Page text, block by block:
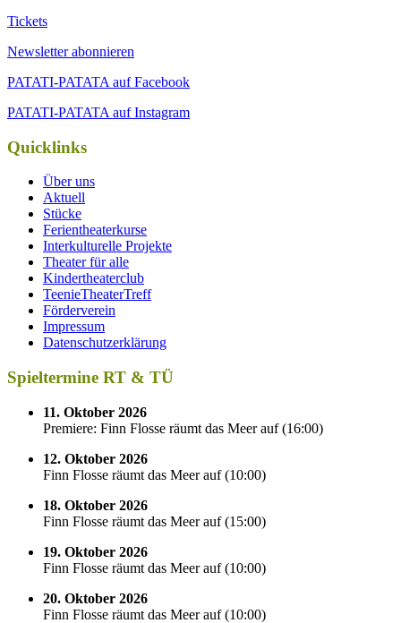
Tickets
Newsletter abonnieren
PATATI-PATATA auf Facebook
PATATI-PATATA auf Instagram
Quicklinks
Über uns
Aktuell
Stücke
Ferientheaterkurse
Interkulturelle Projekte
Theater für alle
Kindertheaterclub
TeenieTheaterTreff
Förderverein
Impressum
Datenschutzerklärung
Spieltermine RT & TÜ
11. Oktober 2026
Premiere: Finn Flosse räumt das Meer auf(16:00)
12. Oktober 2026
Finn Flosse räumt das Meer auf(10:00)
18. Oktober 2026
Finn Flosse räumt das Meer auf(15:00)
19. Oktober 2026
Finn Flosse räumt das Meer auf(10:00)
20. Oktober 2026
Finn Flosse räumt das Meer auf(10:00)